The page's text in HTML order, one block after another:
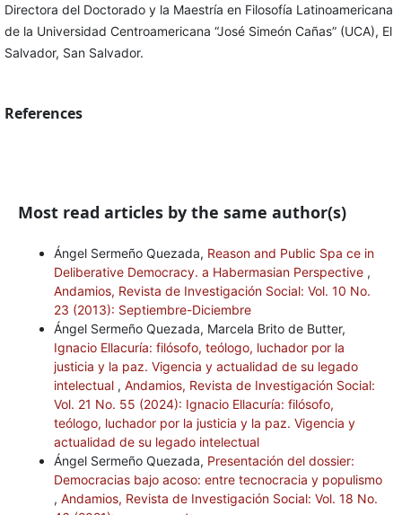
Directora del Doctorado y la Maestría en Filosofía Latinoamericana
de la Universidad Centroamericana “José Simeón Cañas” (UCA), El
Salvador, San Salvador.
References
Most read articles by the same author(s)
Ángel Sermeño Quezada, Reason and Public Spa ce in
Deliberative Democracy. a Habermasian Perspective ,
Andamios, Revista de Investigación Social: Vol. 10 No.
23 (2013): Septiembre-Diciembre
Ángel Sermeño Quezada, Marcela Brito de Butter,
Ignacio Ellacuría: filósofo, teólogo, luchador por la
justicia y la paz. Vigencia y actualidad de su legado
intelectual , Andamios, Revista de Investigación Social:
Vol. 21 No. 55 (2024): Ignacio Ellacuría: filósofo,
teólogo, luchador por la justicia y la paz. Vigencia y
actualidad de su legado intelectual
Ángel Sermeño Quezada, Presentación del dossier:
Democracias bajo acoso: entre tecnocracia y populismo
, Andamios, Revista de Investigación Social: Vol. 18 No.